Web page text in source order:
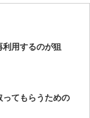
用するのが狙
てもらうための